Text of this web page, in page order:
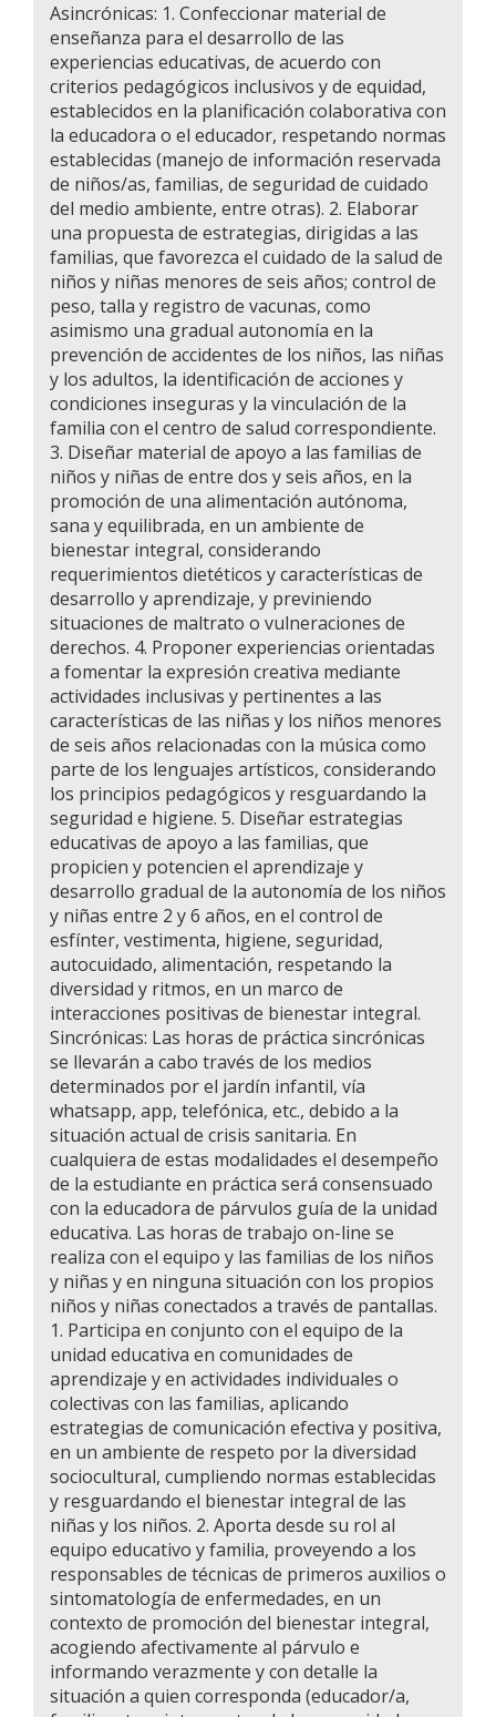
Asincrónicas: 1. Confeccionar material de
enseñanza para el desarrollo de las
experiencias educativas, de acuerdo con
criterios pedagógicos inclusivos y de equidad,
establecidos en la planificación colaborativa con
la educadora o el educador, respetando normas
establecidas (manejo de información reservada
de niños/as, familias, de seguridad de cuidado
del medio ambiente, entre otras). 2. Elaborar
una propuesta de estrategias, dirigidas a las
familias, que favorezca el cuidado de la salud de
niños y niñas menores de seis años; control de
peso, talla y registro de vacunas, como
asimismo una gradual autonomía en la
prevención de accidentes de los niños, las niñas
y los adultos, la identificación de acciones y
condiciones inseguras y la vinculación de la
familia con el centro de salud correspondiente.
3. Diseñar material de apoyo a las familias de
niños y niñas de entre dos y seis años, en la
promoción de una alimentación autónoma,
sana y equilibrada, en un ambiente de
bienestar integral, considerando
requerimientos dietéticos y características de
desarrollo y aprendizaje, y previniendo
situaciones de maltrato o vulneraciones de
derechos. 4. Proponer experiencias orientadas
a fomentar la expresión creativa mediante
actividades inclusivas y pertinentes a las
características de las niñas y los niños menores
de seis años relacionadas con la música como
parte de los lenguajes artísticos, considerando
los principios pedagógicos y resguardando la
seguridad e higiene. 5. Diseñar estrategias
educativas de apoyo a las familias, que
propicien y potencien el aprendizaje y
desarrollo gradual de la autonomía de los niños
y niñas entre 2 y 6 años, en el control de
esfínter, vestimenta, higiene, seguridad,
autocuidado, alimentación, respetando la
diversidad y ritmos, en un marco de
interacciones positivas de bienestar integral.
Sincrónicas: Las horas de práctica sincrónicas
se llevarán a cabo través de los medios
determinados por el jardín infantil, vía
whatsapp, app, telefónica, etc., debido a la
situación actual de crisis sanitaria. En
cualquiera de estas modalidades el desempeño
de la estudiante en práctica será consensuado
con la educadora de párvulos guía de la unidad
educativa. Las horas de trabajo on-line se
realiza con el equipo y las familias de los niños
y niñas y en ninguna situación con los propios
niños y niñas conectados a través de pantallas.
1. Participa en conjunto con el equipo de la
unidad educativa en comunidades de
aprendizaje y en actividades individuales o
colectivas con las familias, aplicando
estrategias de comunicación efectiva y positiva,
en un ambiente de respeto por la diversidad
sociocultural, cumpliendo normas establecidas
y resguardando el bienestar integral de las
niñas y los niños. 2. Aporta desde su rol al
equipo educativo y familia, proveyendo a los
responsables de técnicas de primeros auxilios o
sintomatología de enfermedades, en un
contexto de promoción del bienestar integral,
acogiendo afectivamente al párvulo e
informando verazmente y con detalle la
situación a quien corresponda (educador/a,